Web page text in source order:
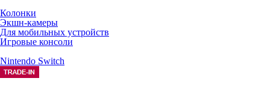
Колонки
Экшн-камеры
Для мобильных устройств
Игровые консоли
Nintendo Switch